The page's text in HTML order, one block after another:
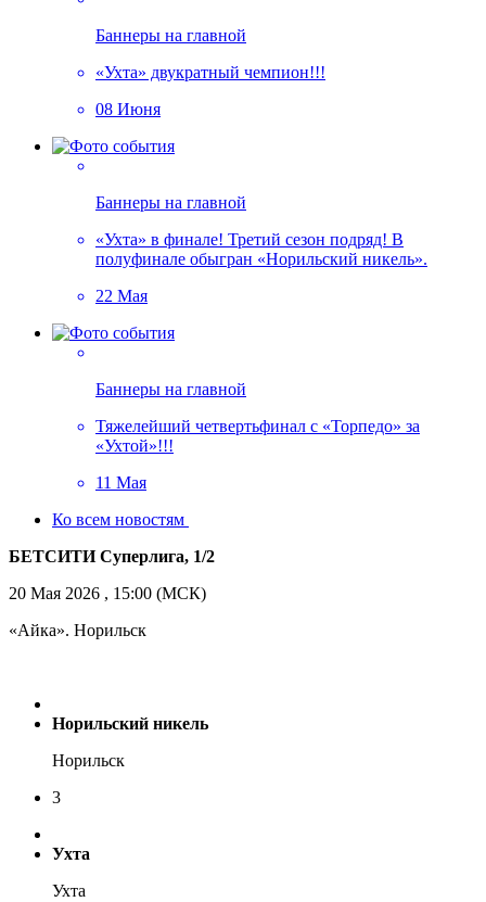
Баннеры на главной
«Ухта» двукратный чемпион!!!
08 Июня
Баннеры на главной
«Ухта» в финале! Третий сезон подряд! В
полуфинале обыгран «Норильский никель».
22 Мая
Баннеры на главной
Тяжелейший четвертьфинал с «Торпедо» за
«Ухтой»!!!
11 Мая
Ко всем новостям
БЕТСИТИ Суперлига, 1/2
20 Мая 2026 , 15:00 (МСК)
«Айка». Норильск
Норильский никель
Норильск
3
Ухта
Ухта